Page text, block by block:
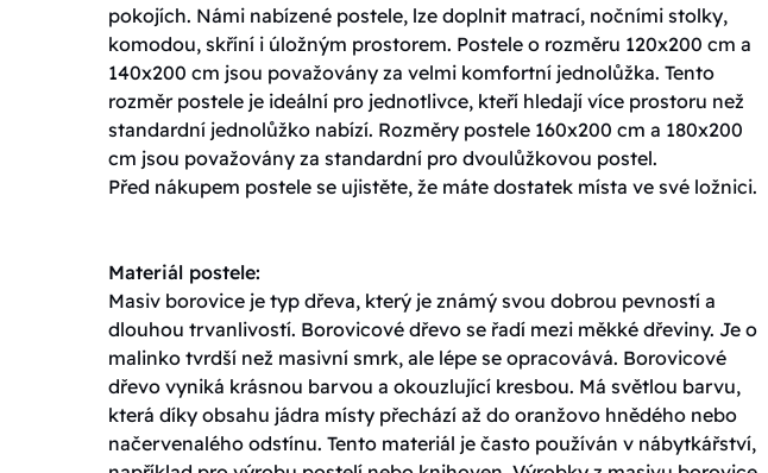
pokojích. Námi nabízené postele, lze doplnit matrací, nočními stolky,
komodou, skříní i úložným prostorem. Postele o rozměru 120x200 cm a
140x200 cm jsou považovány za velmi komfortní jednolůžka. Tento
rozměr postele je ideální pro jednotlivce, kteří hledají více prostoru než
standardní jednolůžko nabízí. Rozměry postele 160x200 cm a 180x200
cm jsou považovány za standardní pro dvoulůžkovou postel.
Před nákupem postele se ujistěte, že máte dostatek místa ve své ložnici.
Materiál postele:
Masiv borovice je typ dřeva, který je známý svou dobrou pevností a
dlouhou trvanlivostí. Borovicové dřevo se řadí mezi měkké dřeviny. Je o
malinko tvrdší než masivní smrk, ale lépe se opracovává. Borovicové
dřevo vyniká krásnou barvou a okouzlující kresbou. Má světlou barvu,
která díky obsahu jádra místy přechází až do oranžovo hnědého nebo
načervenalého odstínu. Tento materiál je často používán v nábytkářství,